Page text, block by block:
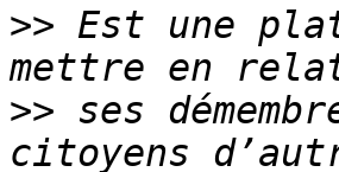
>> Est une
>> ses